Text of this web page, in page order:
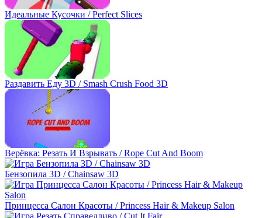
Идеальные Кусочки / Perfect Slices
Раздавить Еду 3D / Smash Crush Food 3D
Верёвка: Резать И Взрывать / Rope Cut And Boom
Бензопила 3D / Chainsaw 3D
Принцесса Салон Красоты / Princess Hair & Makeup Salon